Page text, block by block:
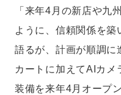
「来年4月の新店や九
ように、信頼関係を築
語るが、計画が順調に
カートに加えてAIカメ
装備を来年4月オープ